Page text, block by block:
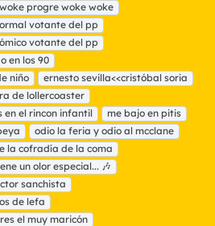
progre woke woke
votante del pp
votante del pp
en los 90
niño
ernesto sevilla<<cristóbal soria
de lollercoaster
el rincon infantil
me bajo en pitis
odio la feria y odio al mcclane
la cofradía de la coma
un olor especial... 🎶
sanchista
de lefa
el muy maricón